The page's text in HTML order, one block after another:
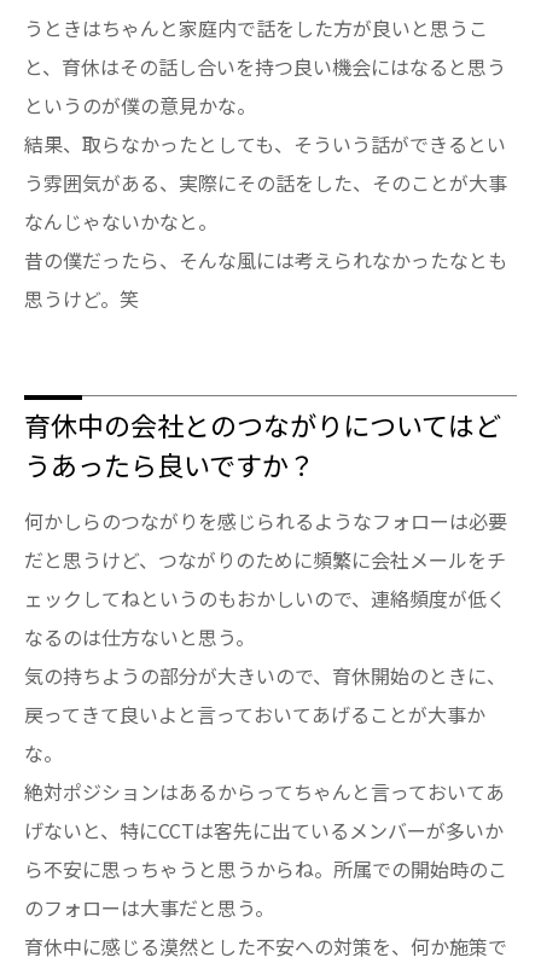
うときはちゃんと家庭内で話をした方が良いと思うこ
と、育休はその話し合いを持つ良い機会にはなると思う
というのが僕の意見かな。
結果、取らなかったとしても、そういう話ができるとい
う雰囲気がある、実際にその話をした、そのことが大事
なんじゃないかなと。
昔の僕だったら、そんな風には考えられなかったなとも
思うけど。笑
育休中の会社とのつながりについてはど
うあったら良いですか？
何かしらのつながりを感じられるようなフォローは必要
だと思うけど、つながりのために頻繁に会社メールをチ
ェックしてねというのもおかしいので、連絡頻度が低く
なるのは仕方ないと思う。
気の持ちようの部分が大きいので、育休開始のときに、
戻ってきて良いよと言っておいてあげることが大事か
な。
絶対ポジションはあるからってちゃんと言っておいてあ
げないと、特にCCTは客先に出ているメンバーが多いか
ら不安に思っちゃうと思うからね。所属での開始時のこ
のフォローは大事だと思う。
育休中に感じる漠然とした不安への対策を、何か施策で